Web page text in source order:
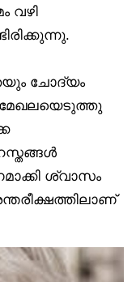
വഴി
ചോദ്യം
ശ്വാസം